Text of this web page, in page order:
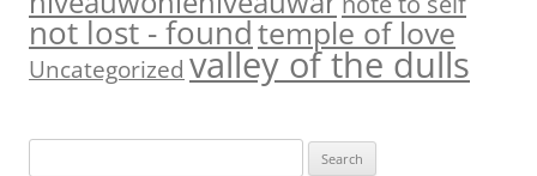
not lost - foundtemple of love
Uncategorized valley of the dulls